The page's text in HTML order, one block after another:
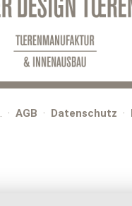
· AGB · Datenschutz ·